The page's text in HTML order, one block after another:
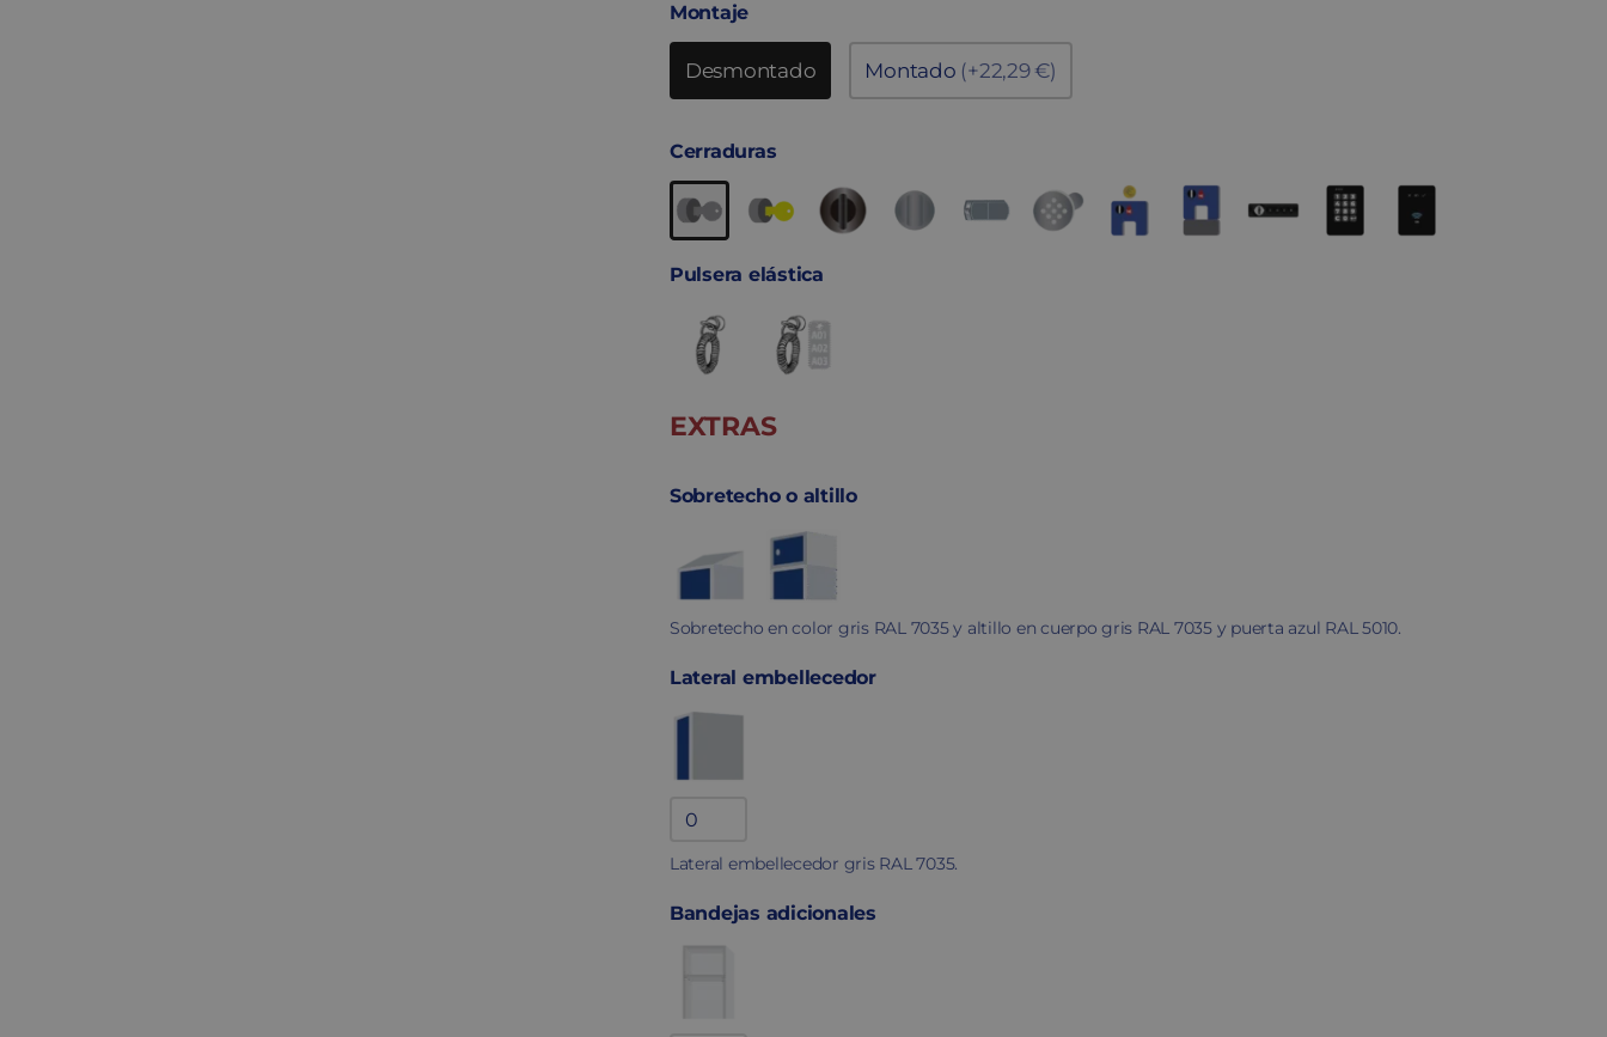
Montaje
Desmontado Montado (+22,29 €)
Cerraduras
Pulsera elástica
EXTRAS
Sobretecho o altillo
Sobretecho en color gris RAL 7035 y altillo en cuerpo gris RAL 7035 y puerta azul RAL 5010.
Lateral embellecedor
Lateral
embellecedor
Lateral embellecedor gris RAL 7035.
Bandejas adicionales